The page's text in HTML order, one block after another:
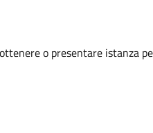
o presentare istanza